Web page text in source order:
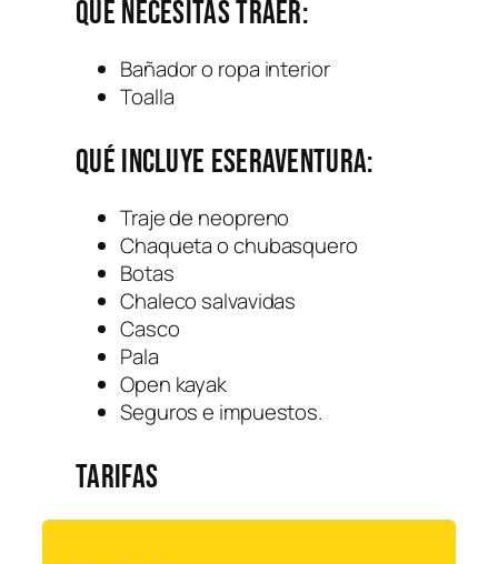
Qué necesitas traer:
Bañador o ropa interior
Toalla
Qué incluye Eseraventura:
Traje de neopreno
Chaqueta o chubasquero
Botas
Chaleco salvavidas
Casco
Pala
Open kayak
Seguros e impuestos.
TARIFAS